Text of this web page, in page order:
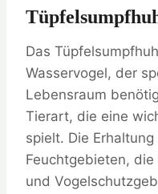
Das
Wasservogel, der
Lebensraum
Tierart, die eine
spielt. Die
Feuchtgebieten,
und